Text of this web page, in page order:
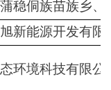
稳侗族苗族乡
新能源开发有限
环境科技有限公